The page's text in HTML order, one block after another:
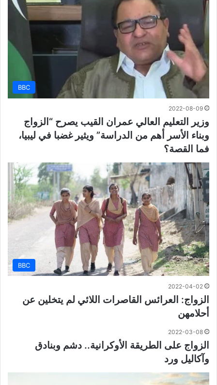
BBC
2022-08-09
وزير التعليم العالي عمران القيب يصرح “الزواج
وبناء الأسر أهم من الدراسة” ويثير غضبا في ليبيا،
فما القصة؟
BBC
2022-04-02
الزواج: العرائس القاصرات اللائي لم يتخلين عن
أحلامهن
2022-03-08
الزواج على الطريقة الأوكرانية.. دشم وبنادق
وآكاليل ورد